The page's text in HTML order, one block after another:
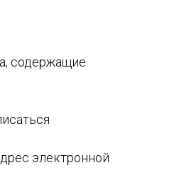
содержащие
электронной